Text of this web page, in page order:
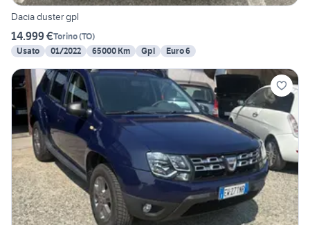
Dacia duster gpl
14.999 €Torino(TO)
Usato
01/2022 65000 Km Gpl Euro 6